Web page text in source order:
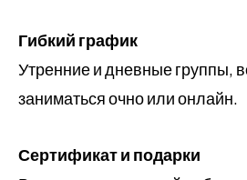
Гибкий график
Утренние и дневные группы,
заниматься очно или онлайн.
Сертификат и подарки